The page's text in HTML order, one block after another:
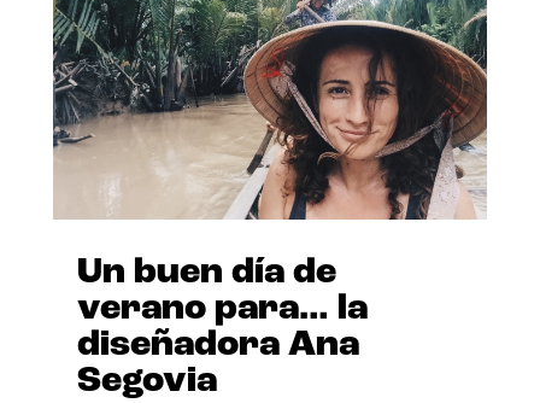
Un buen día de
verano para… la
diseñadora Ana
Segovia